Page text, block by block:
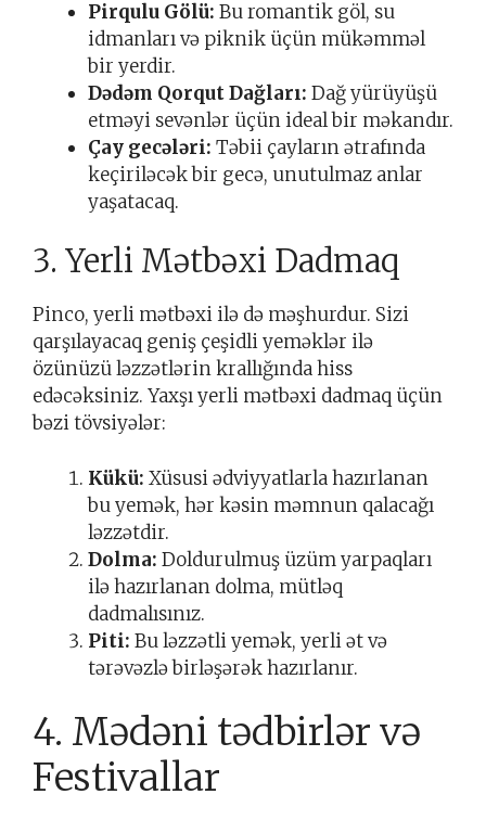
Pirqulu Gölü: Bu romantik göl, su
idmanları və piknik üçün mükəmməl
bir yerdir.
Dədəm Qorqut Dağları: Dağ yürüyüşü
etməyi sevənlər üçün ideal bir məkandır.
Çay gecələri: Təbii çayların ətrafında
keçiriləcək bir gecə, unutulmaz anlar
yaşatacaq.
3. Yerli Mətbəxi Dadmaq
Pinco, yerli mətbəxi ilə də məşhurdur. Sizi
qarşılayacaq geniş çeşidli yeməklər ilə
özünüzü ləzzətlərin krallığında hiss
edəcəksiniz. Yaxşı yerli mətbəxi dadmaq üçün
bəzi tövsiyələr:
Kükü: Xüsusi ədviyyatlarla hazırlanan
bu yemək, hər kəsin məmnun qalacağı
ləzzətdir.
Dolma: Doldurulmuş üzüm yarpaqları
ilə hazırlanan dolma, mütləq
dadmalısınız.
Piti: Bu ləzzətli yemək, yerli ət və
tərəvəzlə birləşərək hazırlanır.
4. Mədəni tədbirlər və
Festivallar